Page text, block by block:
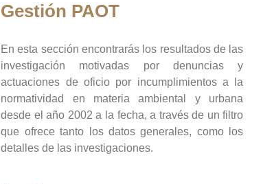
Gestión PAOT
En esta sección encontrarás los resultados de las
investigación motivadas por denuncias y
actuaciones de oficio por incumplimientos a la
normatividad en materia ambiental y urbana
desde el año 2002 a la fecha, a través de un filtro
que ofrece tanto los datos generales, como los
detalles de las investigaciones.